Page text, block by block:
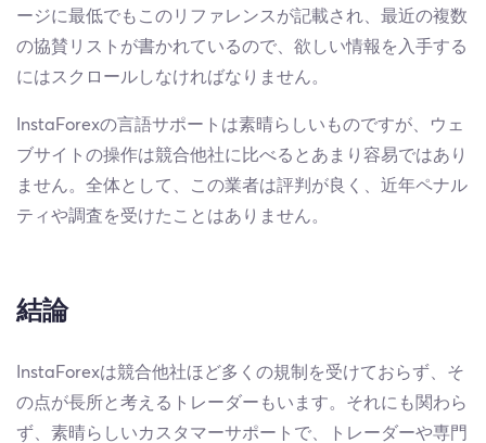
ージに最低でもこのリファレンスが記載され、最近の複数
の協賛リストが書かれているので、欲しい情報を入手する
にはスクロールしなければなりません。
InstaForexの言語サポートは素晴らしいものですが、ウェ
ブサイトの操作は競合他社に比べるとあまり容易ではあり
ません。全体として、この業者は評判が良く、近年ペナル
ティや調査を受けたことはありません。
結論
InstaForexは競合他社ほど多くの規制を受けておらず、そ
の点が長所と考えるトレーダーもいます。それにも関わら
ず、素晴らしいカスタマーサポートで、トレーダーや専門